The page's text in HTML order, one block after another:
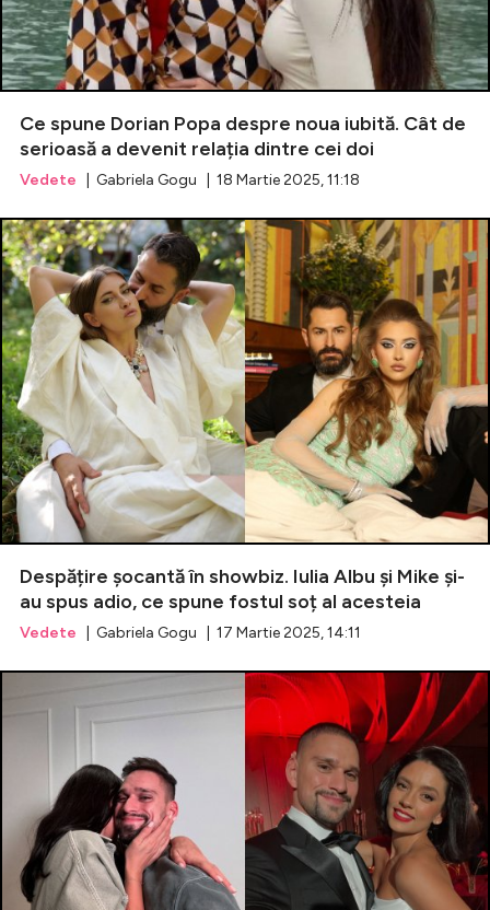
Ce spune Dorian Popa despre noua iubită. Cât de
serioasă a devenit relația dintre cei doi
Vedete | Gabriela Gogu | 18 Martie 2025, 11:18
Despățire șocantă în showbiz. Iulia Albu și Mike și-
au spus adio, ce spune fostul soț al acesteia
Vedete | Gabriela Gogu | 17 Martie 2025, 14:11